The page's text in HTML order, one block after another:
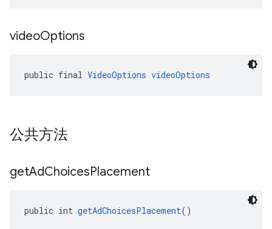
videoOptions
public final VideoOptions videoOptions
公共方法
getAdChoicesPlacement
public int getAdChoicesPlacement()